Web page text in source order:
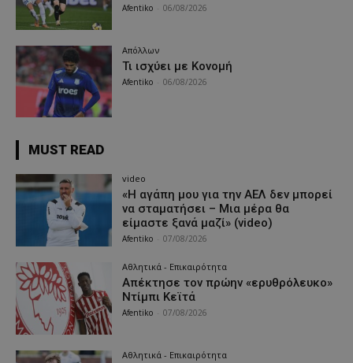
Afentiko 06/08/2026
Απόλλων
Τι ισχύει με Κονομή
Afentiko 06/08/2026
MUST READ
video
«Η αγάπη μου για την ΑΕΛ δεν μπορεί
να σταματήσει – Μια μέρα θα
είμαστε ξανά μαζί» (video)
Afentiko 07/08/2026
Αθλητικά - Επικαιρότητα
Απέκτησε τον πρώην «ερυθρόλευκο»
Ντίμπι Κεϊτά
Afentiko 07/08/2026
Αθλητικά - Επικαιρότητα